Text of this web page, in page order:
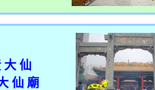
大 仙
仙 廟